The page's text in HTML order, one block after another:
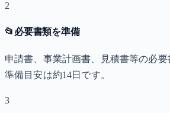
2
📂 必要書類を準備
申請書、事業計画書、見積書等の必要
準備目安は約14日です。
3